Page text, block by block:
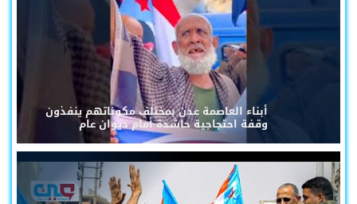
أبناء العاصمة عدن بمختلف مكوناتهم ينفذون
وقفة احتجاجية حاشدة أمام ديوان عام